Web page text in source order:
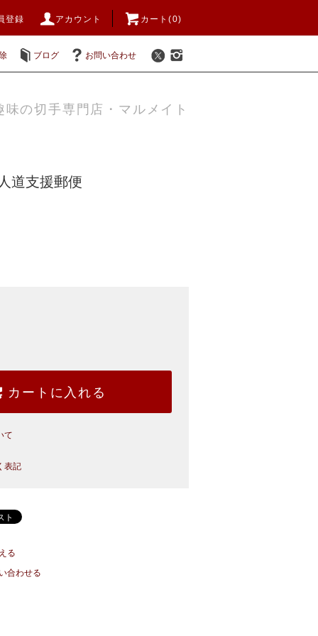
登録 アカウント カート(0)
ブログ お問い合わせ
味の切手専門店・マルメイト
道支援郵便
カートに入れる
て
表記
る
合わせる